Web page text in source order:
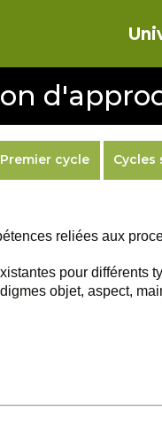
Premier cycle Cycles
reliées aux
pour différents
objet, aspect,